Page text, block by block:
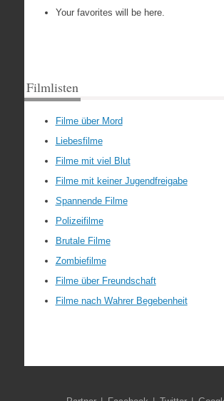
Your favorites will be here.
Filmlisten
Filme über Mord
Liebesfilme
Filme mit viel Blut
Filme mit keiner Jugendfreigabe
Spannende Filme
Polizeifilme
Brutale Filme
Zombiefilme
Filme über Freundschaft
Filme nach Wahrer Begebenheit